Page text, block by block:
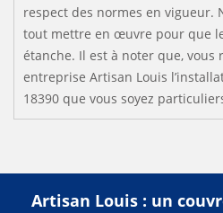
respect des normes en vigueur.
tout mettre en œuvre pour que
étanche. Il est à noter que, vous
entreprise Artisan Louis
18390 que vous soyez
Artisan Louis : un